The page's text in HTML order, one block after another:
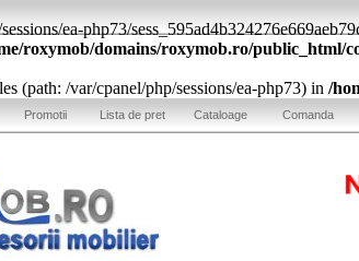
ea-php73/
roxymob/domains/roxymob.ro/public_html/
(path: /var/cpanel/php/sessions/ea-php73) in /
Promotii Lista de pret Cataloage Comanda